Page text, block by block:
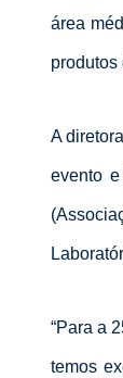
área
produtos
A
evento
(
“Para a
temos